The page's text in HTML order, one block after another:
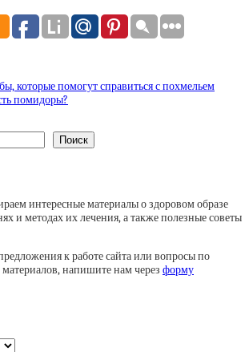
которые помогут справиться с похмельем
помидоры?
Поиск
интересные материалы о здоровом образе
и методах их лечения, а также полезные советы
к работе сайта или вопросы по
напишите нам через форму